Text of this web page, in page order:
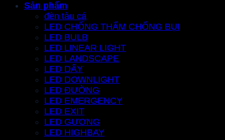
Sản phẩm
đèn tàu cá
LED CHỐNG THẤM CHỐNG BỤI
LED BULB
LED LINEAR LIGHT
LED LANDSCAPE
LED DÂY
LED DOWNLIGHT
LED ĐƯỜNG
LED EMERGENCY
LED EXIT
LED GƯƠNG
LED HIGHBAY